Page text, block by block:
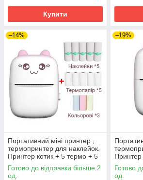
Купити
–14%
Портативний міні принтер ,
термопринтер для наклейок.
Принтер котик + 5 термо + 5
наклейок + 3 кольорові
Готово до відправки більше 2
од.
–19%
Принтер
Готово
од.